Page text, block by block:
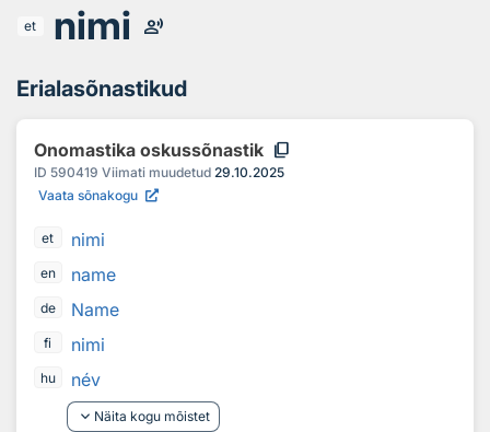
et nimi record_voice_over
Erialasõnastikud
Onomastika oskussõnastik content_copy
ID 590419 Viimati muudetud 29.10.2025
Vaata sõnakogu
et nimi
en name
de Name
fi nimi
hu
név
keyboard_arrow_down Näita kogu mõistet